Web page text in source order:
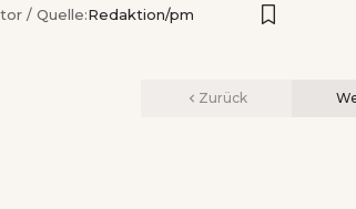
/ Quelle:Redaktion/pm
Zurück